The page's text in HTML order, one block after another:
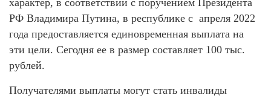
характер, в соответствии с поручением Президента
РФ Владимира Путина, в республике с апреля 2022
года предоставляется единовременная выплата на
эти цели. Сегодня ее в размер составляет 100 тыс.
рублей.
Получателями выплаты могут стать инвалиды